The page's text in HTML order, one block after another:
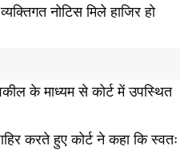
नोटिस मिले हाजिर हो
के माध्यम से कोर्ट में उपस्थित
करते हुए कोर्ट ने कहा कि स्वतः